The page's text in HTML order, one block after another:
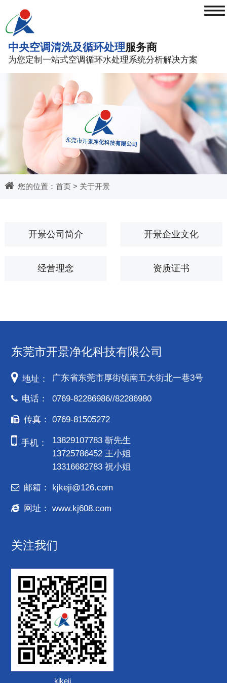
中央空调清洗及循环处理服务商
为您定制一站式空调循环水处理系统分析解决方案
≡
您的位置： 首页> 关于开景
开景公司简介 开景企业文化
经营理念 资质证书
东莞市开景净化科技有限公司
地址： 广东省东莞市厚街镇南五大街北一巷3号
电话： 0769-82286986//82286980
传真： 0769-81505272
手机：
13829107783 靳先生
13725786452 王小姐
13316682783 祝小姐
邮箱： kjkeji@126.com
网址： www.kj608.com
关注我们
kjkeji